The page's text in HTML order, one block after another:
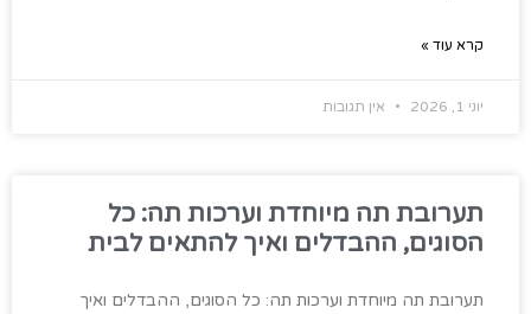
קרא עוד »
יוני 1, 2026 אין תגובות
תערובת תה מיוחדת וערכות תה: כל
הסוגים, ההבדלים ואיך להתאים לבית
תערובת תה מיוחדת וערכות תה: כל הסוגים, ההבדלים ואיך